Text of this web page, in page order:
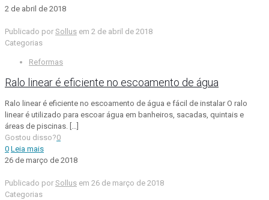
2 de abril de 2018
Publicado por Sollus em 2 de abril de 2018
Categorias
Reformas
Ralo linear é eficiente no escoamento de água
Ralo linear é eficiente no escoamento de água e fácil de instalar O ralo
linear é utilizado para escoar água em banheiros, sacadas, quintais e
áreas de piscinas. […]
Gostou disso?0
0 Leia mais
26 de março de 2018
Publicado por Sollus em 26 de março de 2018
Categorias